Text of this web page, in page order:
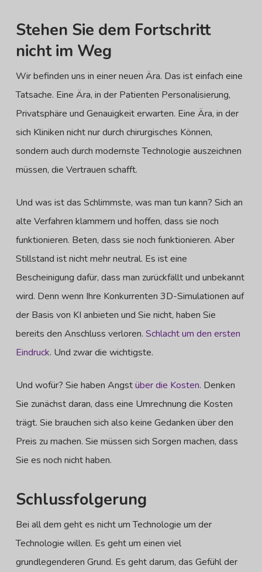
Stehen Sie dem Fortschritt
nicht im Weg
Wir befinden uns in einer neuen Ära. Das ist einfach eine
Tatsache. Eine Ära, in der Patienten Personalisierung,
Privatsphäre und Genauigkeit erwarten. Eine Ära, in der
sich Kliniken nicht nur durch chirurgisches Können,
sondern auch durch modernste Technologie auszeichnen
müssen, die Vertrauen schafft.
Und was ist das Schlimmste, was man tun kann? Sich an
alte Verfahren klammern und hoffen, dass sie noch
funktionieren. Beten, dass sie noch funktionieren. Aber
Stillstand ist nicht mehr neutral. Es ist eine
Bescheinigung dafür, dass man zurückfällt und unbekannt
wird. Denn wenn Ihre Konkurrenten 3D-Simulationen auf
der Basis von KI anbieten und Sie nicht, haben Sie
bereits den Anschluss verloren. Schlacht um den ersten
Eindruck. Und zwar die wichtigste.
Und wofür? Sie haben Angstüber die Kosten. Denken
Sie zunächst daran, dass eine Umrechnung die Kosten
trägt. Sie brauchen sich also keine Gedanken über den
Preis zu machen. Sie müssen sich Sorgen machen, dass
Sie es noch nicht haben.
Schlussfolgerung
Bei all dem geht es nicht um Technologie um der
Technologie willen. Es geht um einen viel
grundlegenderen Grund. Es geht darum, das Gefühl der